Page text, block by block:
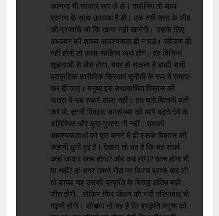
कल्पना भी साकार रूप ले ले। क्लोनिंग तो आज
प्रमाण के साथ उपलब्ध है ही। एक नयी तरह के जीव
की प्रजाति जो कि खाना नहीं खायेगी। उसके लिए
अध्ययन की शायद आवश्यकता ही न पड़े। संवेदना ही
नहीं होगी तो कला-साहित्य व्यर्थ होंगे। वह विभिन्न
सूचनाओं से लैस होगा, मगर हो सकता है बाकी सभी
प्राकृतिक शारीरिक क्रियाएं चुनौती के रूप में समाप्त
कर दी जाएं। मनुष्य इस तथाकथित विकास की
यात्रा में अब रुकने वाला नहीं। हम चाहे कितनी बातें
कर ले, इतनी विशाल जनसंख्या को आगे बढ़ते देने के
अतिरिक्त और कुछ गुजारा भी नहीं। उसकी
आवश्यकताओं को पूरा करने में ही उसके विकास की
कहानी छुपी हुई है। देखना तो यह है कि यह संघर्ष
कहां जाकर खत्म होगा? और कब होगा? खत्म होगा भी
या नहीं? हां अगर उसने मौत पर विजय प्राप्त कर ली
तो शायद यह उसकी प्रकृति के विरुद्ध अंतिम बड़ी
जीत होगी। लेकिन फिर जीवन की नयी परिभाषाएं भी
गढ़नी होंगी। सोचना तो यह है कि प्रकृति मनुष्य को